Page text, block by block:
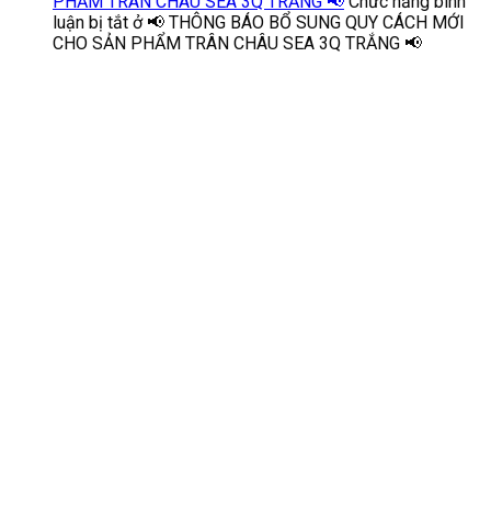
luận bị tắt ở 📢 THÔNG BÁO BỔ SUNG QUY CÁCH MỚI
CHO SẢN PHẨM TRÂN CHÂU SEA 3Q TRẮNG 📢